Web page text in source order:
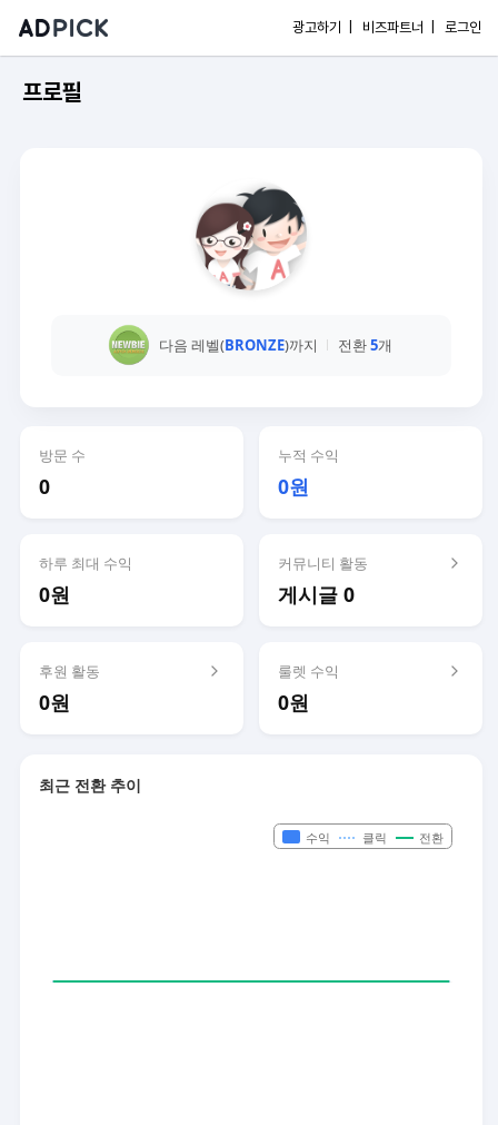
광고하기 | 비즈파트너 | 로그인
프로필
다음 레벨(BRONZE)까지 전환5개
방문 수
0
누적 수익
0원
하루 최대 수익
0원
커뮤니티 활동
게시글 0
후원 활동
0원
룰렛 수익
0원
최근 전환 추이